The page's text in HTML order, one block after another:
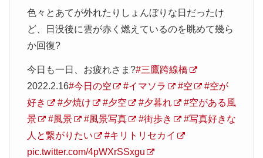
色々とあてが外れたりしょんぼりな日だったけ
ど、日没後に雲が赤く燃えているのを眺めて幾ら
か回復?
今日も一日、お疲れさま?#三鷹跨線橋
2022.2.16#今日の空 #イマソラ #空
#空が
好き
#夕焼け #夕空 #夕暮れ
#空がある風
景
#風景 #風景写真 #街歩き
#写真好きな
人と繋がりたい
#キリトリセカイ
pic.twitter.com/4pWXrSSxgu